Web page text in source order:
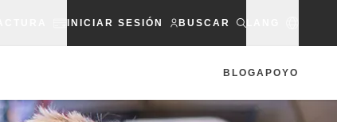
INICIAR SESIÓN BUSCAR
BLOGAPOYO